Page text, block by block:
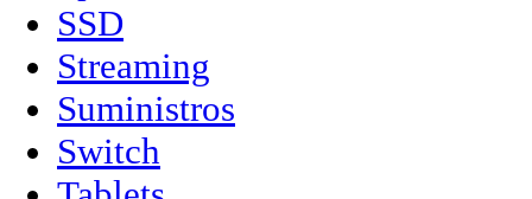
SSD
Streaming
Suministros
Switch